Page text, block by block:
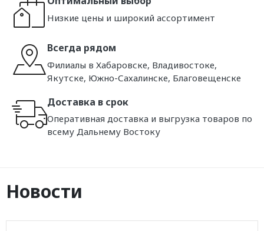
Низкие цены и широкий ассортимент
Всегда рядом
Филиалы в Хабаровске, Владивостоке,
Якутске, Южно-Сахалинске, Благовещенске
Доставка в срок
Оперативная доставка и выгрузка товаров по
всему Дальнему Востоку
Новости